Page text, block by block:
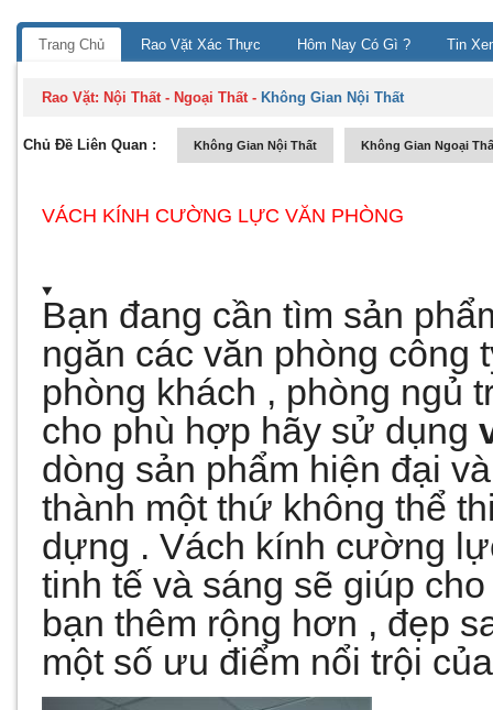
Trang Chủ Rao Vặt Xác Thực Hôm Nay Có Gì ? Tin
Rao Vặt: Nội Thất - Ngoại Thất- Không Gian Nội Thất
Chủ Đề Liên Quan : Không Gian Nội Thất Không Gian Ngoại
VÁCH KÍNH CƯỜNG LỰC VĂN PHÒNG
Bạn đang cần tìm sản
ngăn các văn phòng công
phòng khách , phòng ngủ
cho phù hợp hãy sử dụng
dòng sản phẩm hiện đại
thành một thứ không thể
dựng . Vách kính cường
tinh tế và sáng sẽ giúp
bạn thêm rộng hơn , đẹp
một số ưu điểm nổi trội